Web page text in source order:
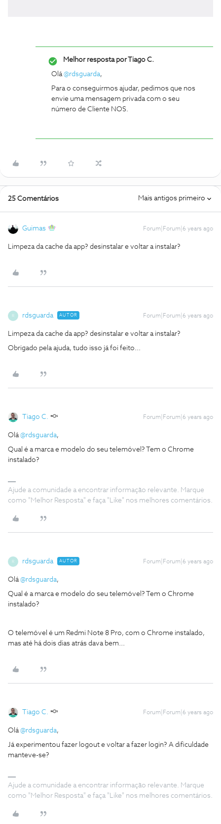
Melhor resposta porTiago C.
Olá@rdsguarda,
Para o conseguirmos ajudar, pedimos que nos
envie uma mensagem privada com o seu
número de Cliente NOS.
25 Comentários Mais antigos primeiro
Guimas Forum|Forum|6 years ago
Limpeza da cache da app? desinstalar e voltar a instalar?
R rdsguarda AUTOR Forum|Forum|6 years ago
Limpeza da cache da app? desinstalar e voltar a instalar?
Obrigado pela ajuda, tudo isso já foi feito...
Tiago C. Forum|Forum|6 years ago
Olá@rdsguarda,
Qual é a marca e modelo do seu telemóvel? Tem o Chrome
instalado?
Ajude a comunidade a encontrar informação relevante. Marque
como "Melhor Resposta" e faça "Like" nos melhores comentários.
R rdsguarda AUTOR Forum|Forum|6 years ago
Olá@rdsguarda,
Qual é a marca e modelo do seu telemóvel? Tem o Chrome
instalado?
O telemóvel é um Redmi Note 8 Pro, com o Chrome instalado,
mas até há dois dias atrás dava bem...
Tiago C. Forum|Forum|6 years ago
Olá@rdsguarda,
Já experimentou fazer logout e voltar a fazer login? A dificuldade
manteve-se?
Ajude a comunidade a encontrar informação relevante. Marque
como "Melhor Resposta" e faça "Like" nos melhores comentários.